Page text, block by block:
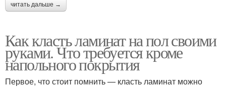
читать дальше →
Как класть ламинат на пол своими
руками. Что требуется кроме
напольного покрытия
Первое, что стоит помнить — класть ламинат можно